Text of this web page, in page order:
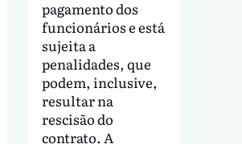
pagamento dos
funcionários e está
sujeita a
penalidades, que
podem, inclusive,
resultar na
rescisão do
contrato. A